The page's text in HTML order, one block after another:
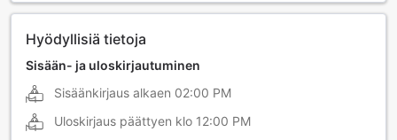
Hyödyllisiä tietoja
Sisään- ja uloskirjautuminen
Sisäänkirjaus alkaen 02:00 PM
Uloskirjaus päättyen klo 12:00 PM